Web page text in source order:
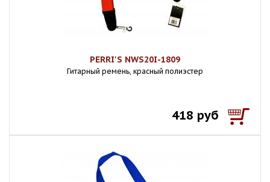
PERRI'S NWS20I-1809
Гитарный ремень, красный полиэстер
418 руб